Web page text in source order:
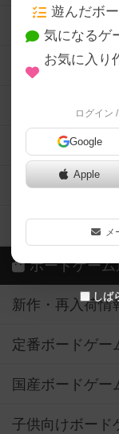
遊んだボ
気になるゲ
お気に入り
ログイン
Google
Apple
メ
しば
ボードゲーム会
メカニクス特集
掲示板・トピッ
ボドとも・会員
ボードゲーム
ボドゲーマご利
ボードゲーム
新作・再入荷情
定番ボードゲー
国産ボードゲー
子供向けボード